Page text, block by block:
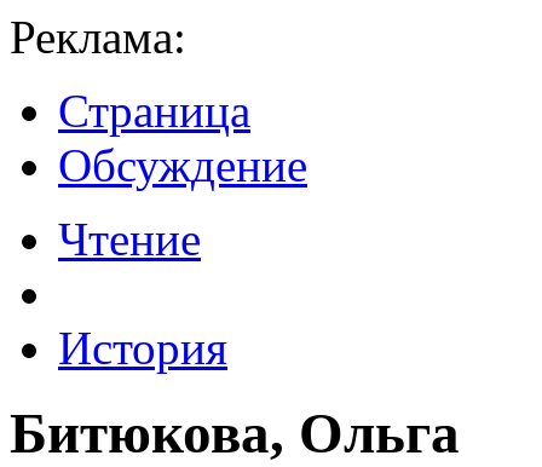
Реклама:
Страница
Обсуждение
Чтение
История
Битюкова, Ольга